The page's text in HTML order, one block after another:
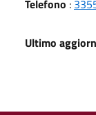
Telefono :
Ultimo